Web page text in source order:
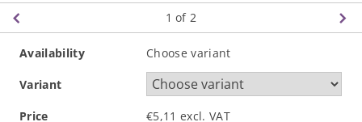
1 of 2
Availability Choose variant
Variant
Price €5,11 excl. VAT